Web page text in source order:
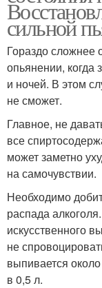
сильной
Гораздо сложнее
опьянении, когда
и ночей. В этом
не сможет.
Главное, не
все
может заметно
на самочувствии.
Необходимо
распада
искусственного
не
выпивается
в 0,5 л.